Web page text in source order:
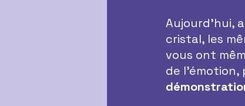
Aujourd’hui,
cristal, les
vous ont
de